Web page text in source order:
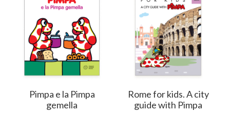
Pimpa e la Pimpa
gemella
Rome for kids. A city
guide with Pimpa